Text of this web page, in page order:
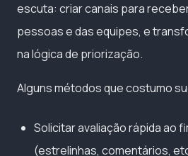
escuta: criar canais para
pessoas e das equipes, e
na lógica de priorização.
Alguns métodos que costumo
Solicitar avaliação rápida ao
(estrelinhas, comentários,